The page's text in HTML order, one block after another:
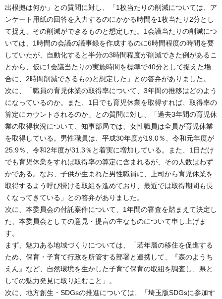
出根拠は何か」との質問に対し、「1枚当たりの削減については、ア
ンケート用紙の回答を入力するのにかかる時間を1枚当たり2分とし
て捉え、その削減ができるものと想定した。1会議当たりの削減につ
いては、1時間の会議の議事録を作成するのに6時間程度の時間を要
していたが、自動化すると半分の3時間程度が削減できた例があるこ
とから、仮に1会議当たりの実施時間を標準で40分として捉えた場
合に、2時間削減できるものと想定した」との答弁がありました。
次に、「職員の育児休業の取得率について、3年間の推移はどのよう
になっているのか。また、1日でも育児休業を取得すれば、取得率の
算定にカウントされるのか」との質問に対し、「過去3年間の育児休
業の取得状況について、知事部局では、女性職員は全員が育児休業
を取得している。男性職員は、平成30年度が19.0％、令和元年度が
25.9％、令和2年度が31.3％と着実に増加している。また、1日だけ
でも育児休業をすれば取得率の算定に含まれるが、その人数はわず
かである。なお、子供が生まれた男性職員に、上司から育児休業を
取得するよう呼び掛ける取組を進めており、最近では取得期間も長
くなってきている」との答弁がありました。
次に、本委員会の付託案件について、1年間の審査を踏まえて決定し
た、本委員会としての意見・提言の主なものについて申し上げま
す。
まず、魅力ある地域づくりについては、「若年層の移住を促進する
ため、保育・子育て行政を所管する部署と連携して、『森のようち
えん』など、自然環境を生かした子育て保育の取組を調査し、県と
しての魅力発見に取り組むこと」。
次に、地方創生・SDGsの推進については、「埼玉版SDGsに参加す